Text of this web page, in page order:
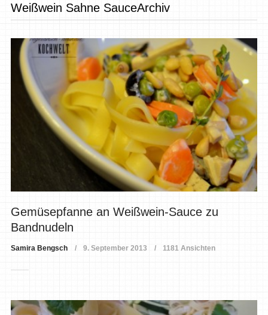
Weißwein Sahne SauceArchiv
Gemüsepfanne an Weißwein-Sauce zu
Bandnudeln
Samira Bengsch 9. September 2013 1181 Ansichten